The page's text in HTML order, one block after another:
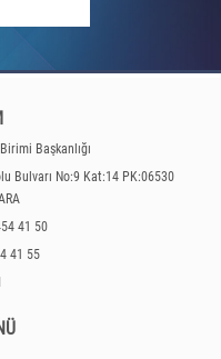
Başkanlığı
Bulvarı No:9 Kat:14 PK:06530
41 50
41 55